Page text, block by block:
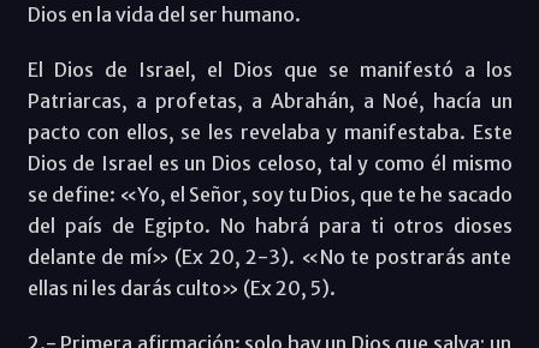
Dios en la vida del ser humano.
El Dios de Israel, el Dios que se manifestó a los
Patriarcas, a profetas, a Abrahán, a Noé, hacía un
pacto con ellos, se les revelaba y manifestaba. Este
Dios de Israel es un Dios celoso, tal y como él mismo
se define: «Yo, el Señor, soy tu Dios, que te he sacado
del país de Egipto. No habrá para ti otros dioses
delante de mí» (Ex 20, 2-3). «No te postrarás ante
ellas ni les darás culto» (Ex 20, 5).
2.- Primera afirmación: solo hay un Dios que salva; un